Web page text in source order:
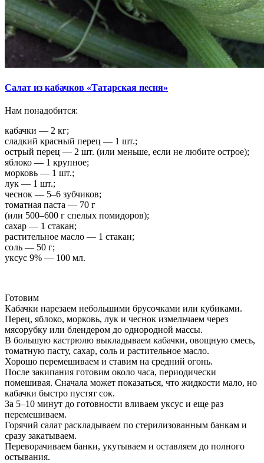
Салат из кабачков «Татарская песня»
Нам понадобится:
кабачки — 2 кг;
сладкий красный перец — 1 шт.;
острый перец — 2 шт. (или меньше, если не любите острое);
яблоко — 1 крупное;
морковь — 1 шт.;
лук — 1 шт.;
чеснок — 5–6 зубчиков;
томатная паста — 70 г
(или 500–600 г спелых помидоров);
сахар — 1 стакан;
растительное масло — 1 стакан;
соль — 50 г;
уксус 9% — 100 мл.
Готовим
Кабачки нарезаем небольшими брусочками или кубиками.
Перец, яблоко, морковь, лук и чеснок измельчаем через
мясорубку или блендером до однородной массы.
В большую кастрюлю выкладываем кабачки, овощную смесь,
томатную пасту, сахар, соль и растительное масло.
Хорошо перемешиваем и ставим на средний огонь.
После закипания готовим около часа, периодически
помешивая. Сначала может показаться, что жидкости мало, но
кабачки быстро пустят сок.
За 5–10 минут до готовности вливаем уксус и еще раз
перемешиваем.
Горячий салат раскладываем по стерилизованным банкам и
сразу закатываем.
Переворачиваем банки, укутываем и оставляем до полного
остывания.